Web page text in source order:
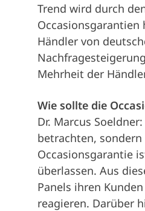
Trend wird durch
Occasionsgarantien
Händler von
Mehrheit der
Wie sollte die
Dr. Marcus
betrachten, sondern
Occasionsgarantie
überlassen. Aus
Panels ihren
reagieren. Darüber